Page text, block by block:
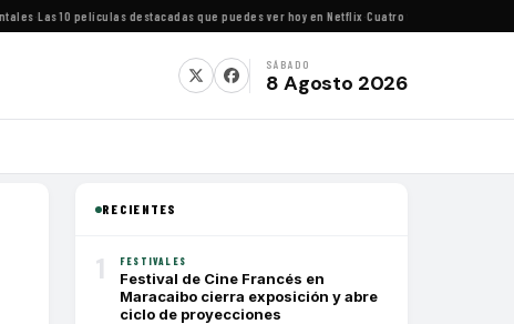
·Las 10 películas destacadas que puedes ver hoy en Netflix·Cuatro festivales de cine
SÁBADO
8 Agosto 2026
RECIENTES
1 FESTIVALES
Festival de Cine Francés en
Maracaibo cierra exposición y abre
ciclo de proyecciones